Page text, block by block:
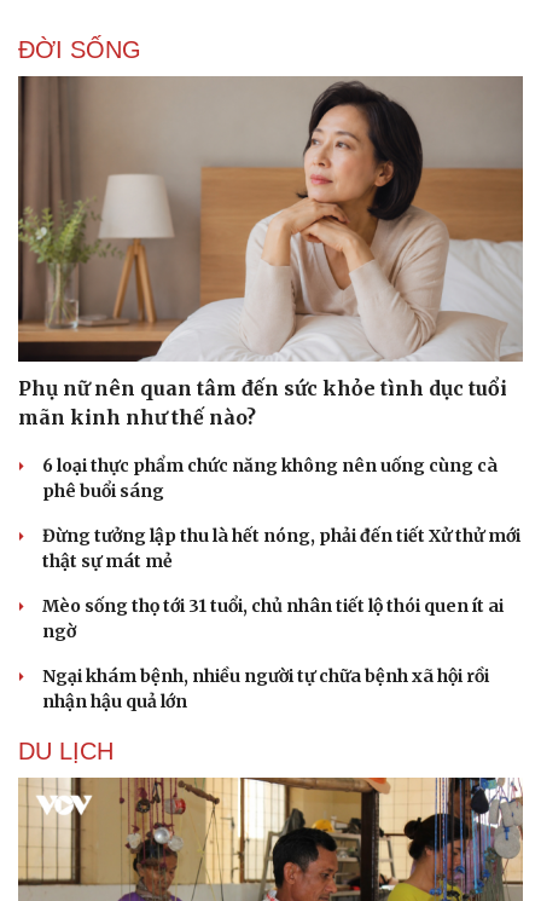
ĐỜI SỐNG
Phụ nữ nên quan tâm đến sức khỏe tình dục tuổi
mãn kinh như thế nào?
6 loại thực phẩm chức năng không nên uống cùng cà
phê buổi sáng
Đừng tưởng lập thu là hết nóng, phải đến tiết Xử thử mới
thật sự mát mẻ
Mèo sống thọ tới 31 tuổi, chủ nhân tiết lộ thói quen ít ai
ngờ
Ngại khám bệnh, nhiều người tự chữa bệnh xã hội rồi
nhận hậu quả lớn
DU LỊCH